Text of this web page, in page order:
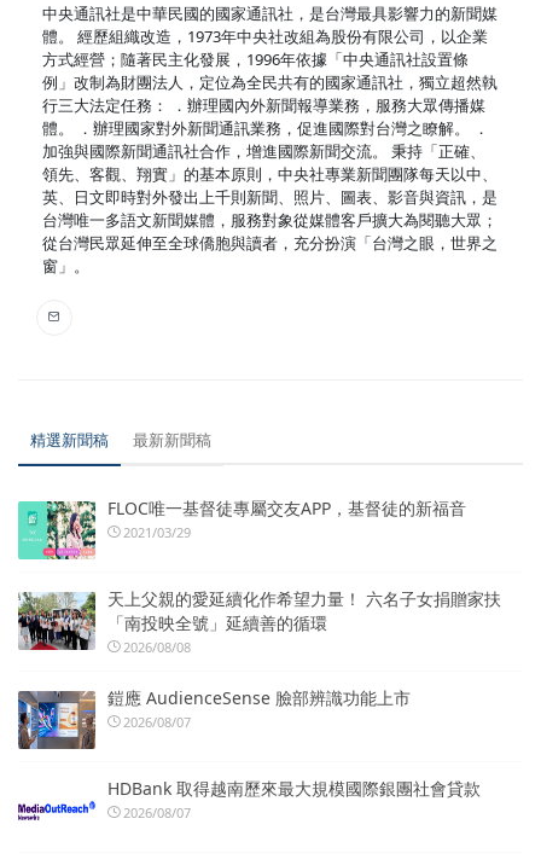
中央通訊社是中華民國的國家通訊社，是台灣最具影響力的新聞媒
體。 經歷組織改造，1973年中央社改組為股份有限公司，以企業
方式經營；隨著民主化發展，1996年依據「中央通訊社設置條
例」改制為財團法人，定位為全民共有的國家通訊社，獨立超然執
行三大法定任務： ．辦理國內外新聞報導業務，服務大眾傳播媒
體。 ．辦理國家對外新聞通訊業務，促進國際對台灣之瞭解。 ．
加強與國際新聞通訊社合作，增進國際新聞交流。 秉持「正確、
領先、客觀、翔實」的基本原則，中央社專業新聞團隊每天以中、
英、日文即時對外發出上千則新聞、照片、圖表、影音與資訊，是
台灣唯一多語文新聞媒體，服務對象從媒體客戶擴大為閱聽大眾；
從台灣民眾延伸至全球僑胞與讀者，充分扮演「台灣之眼，世界之
窗」。
精選新聞稿 最新新聞稿
FLOC唯一基督徒專屬交友APP，基督徒的新福音
2021/03/29
天上父親的愛延續化作希望力量！ 六名子女捐贈家扶
「南投映全號」延續善的循環
2026/08/08
鎧應 AudienceSense 臉部辨識功能上市
2026/08/07
HDBank 取得越南歷來最大規模國際銀團社會貸款
2026/08/07